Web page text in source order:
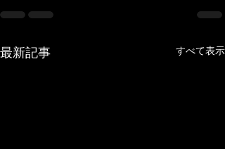
最新記事 すべて表示